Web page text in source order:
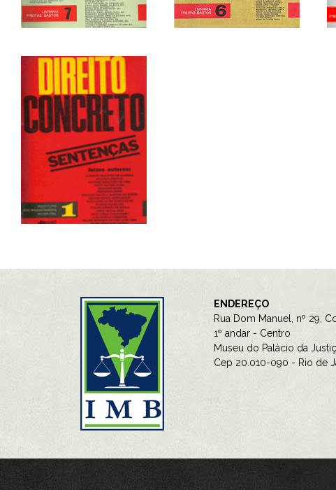
ENDEREÇO
Rua Dom Manuel, nº 29,
1º andar - Centro
Museu do Palácio da
Cep 20.010-090 - Rio de